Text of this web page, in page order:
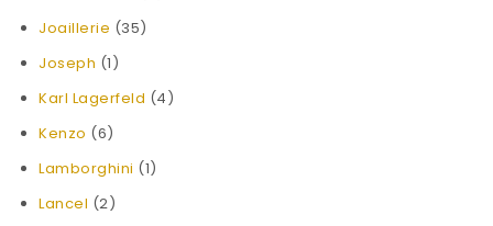
Joaillerie (35)
Joseph (1)
Karl Lagerfeld (4)
Kenzo (6)
Lamborghini (1)
Lancel (2)